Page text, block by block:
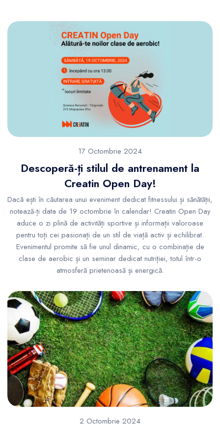
17 Octombrie 2024
Descoperă-ți stilul de antrenament la
Creatin Open Day!
Dacă ești în căutarea unui eveniment dedicat fitnessului și sănătății,
notează-ți data de 19 octombrie în calendar! Creatin Open Day
aduce o zi plină de activități sportive și informații valoroase
pentru toți cei pasionați de un stil de viață activ și echilibrat.
Evenimentul promite să fie unul dinamic, cu o combinație de
clase de aerobic și un seminar dedicat nutriției, totul într-o
atmosferă prietenoasă și energică.
2 Octombrie 2024